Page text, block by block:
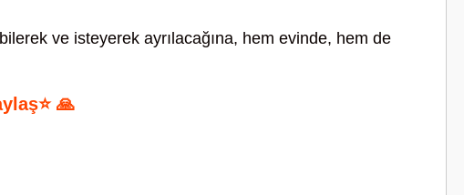
ve isteyerek ayrılacağına, hem evinde, hem de
🙏